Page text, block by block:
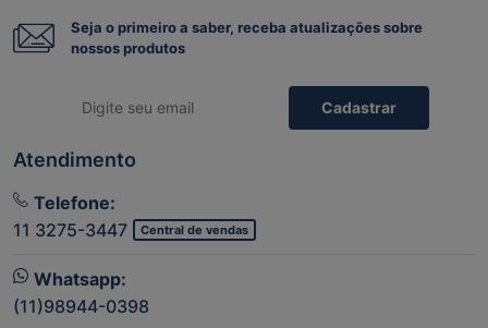
Seja o primeiro a saber, receba atualizações sobre
nossos produtos
Cadastrar
Atendimento
Telefone:
11 3275-3447
Central de vendas
Whatsapp:
(11)98944-0398